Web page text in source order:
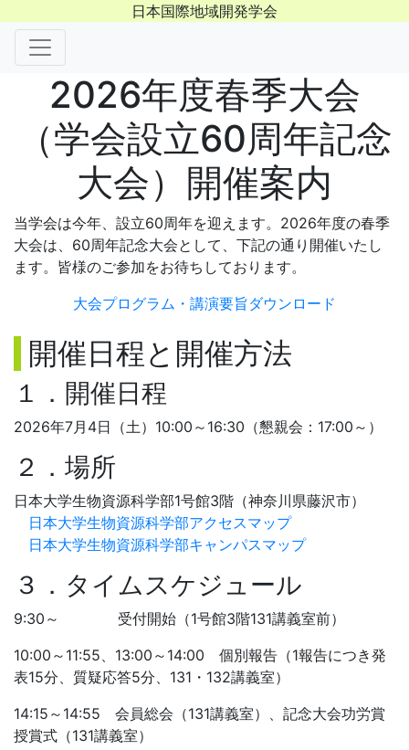
日本国際地域開発学会
2026年度春季大会
（学会設立60周年記念
大会）開催案内
当学会は今年、設立60周年を迎えます。2026年度の春季
大会は、60周年記念大会として、下記の通り開催いたし
ます。皆様のご参加をお待ちしております。
大会プログラム・講演要旨ダウンロード
開催日程と開催方法
１．開催日程
2026年7月4日（土）10:00～16:30（懇親会：17:00～）
２．場所
日本大学生物資源科学部1号館3階（神奈川県藤沢市）
日本大学生物資源科学部アクセスマップ
日本大学生物資源科学部キャンパスマップ
３．タイムスケジュール
9:30～ 受付開始（1号館3階131講義室前）
10:00～11:55、13:00～14:00 個別報告（1報告につき発
表15分、質疑応答5分、131・132講義室）
14:15～14:55 会員総会（131講義室）、記念大会功労賞
授賞式（131講義室）